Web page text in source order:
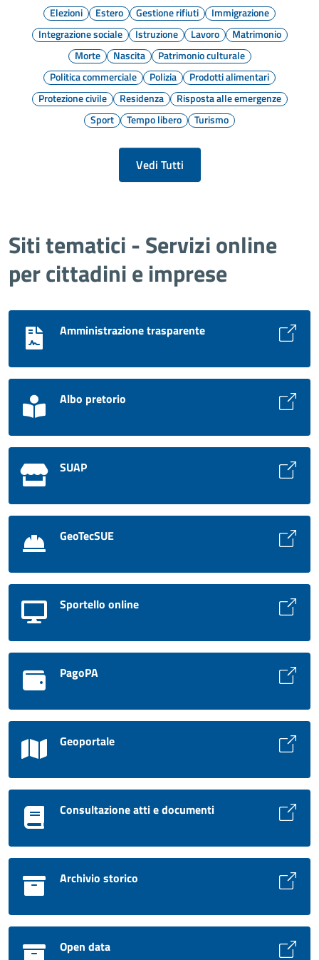
Elezioni Estero Gestione rifiuti
Immigrazione
Integrazione sociale
Istruzione Lavoro
Matrimonio
Morte
Nascita
Patrimonio culturale
Politica commerciale
Polizia
Prodotti alimentari
Protezione civile
Residenza
Risposta alle emergenze
Sport
Tempo libero Turismo
Vedi Tutti
Siti tematici - Servizi online
per cittadini e imprese
Amministrazione trasparente
Albo pretorio
SUAP
GeoTecSUE
Sportello online
PagoPA
Geoportale
Consultazione atti e documenti
Archivio storico
Open data